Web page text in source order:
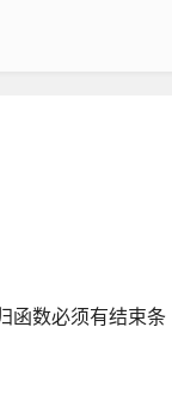
函数必须有结束条